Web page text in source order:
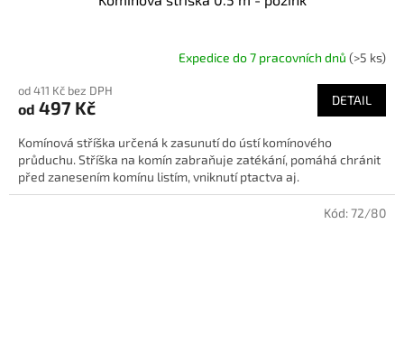
Expedice do 7 pracovních dnů (>5 ks)
od 411 Kč bez DPH
od 497 Kč DETAIL
Komínová stříška určená k zasunutí do ústí komínového
průduchu. Stříška na komín zabraňuje zatékání, pomáhá chránit
před zanesením komínu listím, vniknutí ptactva aj.
Kód:72/80